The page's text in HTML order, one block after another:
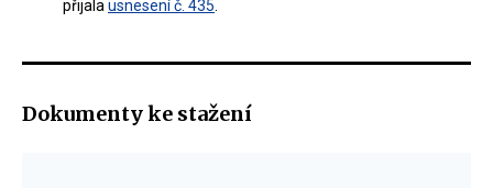
přijala usnesení č. 435
Dokumenty ke stažení